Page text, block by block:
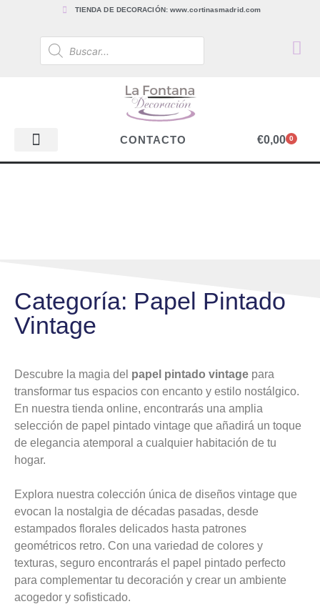
TIENDA DE DECORACIÓN: www.cortinasmadrid.com
CONTACTO €0,00 0
Categoría: Papel Pintado
Vintage
Descubre la magia del papel pintado vintage para
transformar tus espacios con encanto y estilo nostálgico.
En nuestra tienda online, encontrarás una amplia
selección de papel pintado vintage que añadirá un toque
de elegancia atemporal a cualquier habitación de tu
hogar.
Explora nuestra colección única de diseños vintage que
evocan la nostalgia de décadas pasadas, desde
estampados florales delicados hasta patrones
geométricos retro. Con una variedad de colores y
texturas, seguro encontrarás el papel pintado perfecto
para complementar tu decoración y crear un ambiente
acogedor y sofisticado.